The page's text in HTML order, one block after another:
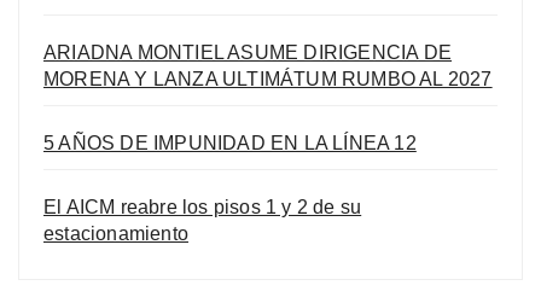
ARIADNA MONTIEL ASUME DIRIGENCIA DE
MORENA Y LANZA ULTIMÁTUM RUMBO AL 2027
5 AÑOS DE IMPUNIDAD EN LA LÍNEA 12
El AICM reabre los pisos 1 y 2 de su
estacionamiento